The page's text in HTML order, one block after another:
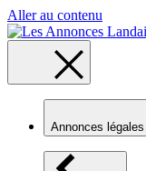
Aller au contenu
Annonces légales